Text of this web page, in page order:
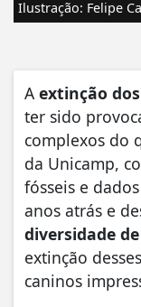
Ilustração: Felipe
A extinção
ter sido
complexos do
da Unicamp,
fósseis e
anos atrás e
diversidade
extinção
caninos